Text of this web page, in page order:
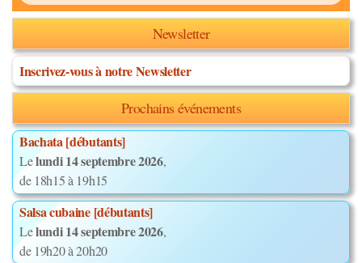
Newsletter
Inscrivez-vous à notre Newsletter
Prochains événements
Bachata [débutants]
Lelundi 14 septembre 2026,
de 18h15 à 19h15
Salsa cubaine [débutants]
Lelundi 14 septembre 2026,
de 19h20 à 20h20